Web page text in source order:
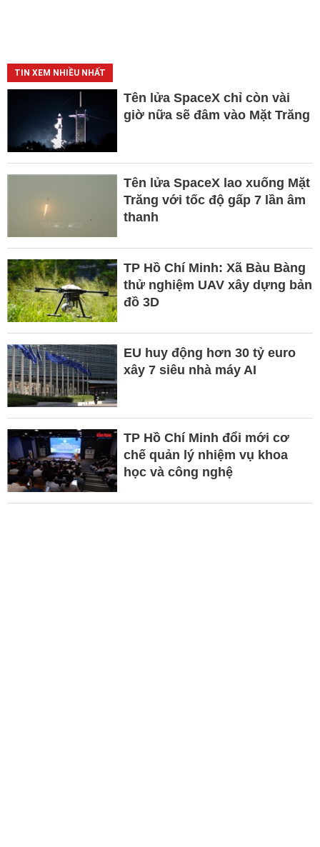
TIN XEM NHIỀU NHẤT
Tên lửa SpaceX chỉ còn vài
giờ nữa sẽ đâm vào Mặt Trăng
Tên lửa SpaceX lao xuống Mặt
Trăng với tốc độ gấp 7 lần âm
thanh
TP Hồ Chí Minh: Xã Bàu Bàng
thử nghiệm UAV xây dựng bản
đồ 3D
EU huy động hơn 30 tỷ euro
xây 7 siêu nhà máy AI
TP Hồ Chí Minh đổi mới cơ
chế quản lý nhiệm vụ khoa
học và công nghệ